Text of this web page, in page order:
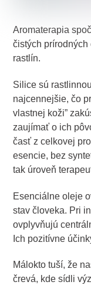
Aromaterapia
čistých
rastlín.
Silice sú
najcennejšie, čo
vlastnej koži”
zaujímať o ich
časť z celkovej
esencie, bez
tak úroveň
Esenciálne oleje
stav človeka. Pri
ovplyvňujú
Ich pozitívne
Málokto tuší, že
črevá, kde sídli